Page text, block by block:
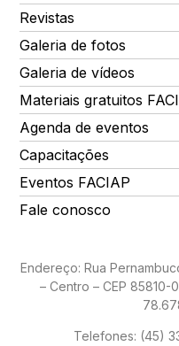
Revistas
Galeria de fotos
Galeria de vídeos
Materiais gratuitos
Agenda de eventos
Capacitações
Eventos FACIAP
Fale conosco
Endereço: Rua
– Centro – CEP 85810-
Telefones: (45)